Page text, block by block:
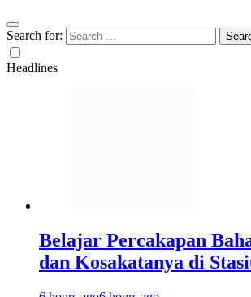
Search for:
Headlines
Belajar Percakapan
dan Kosakatanya di